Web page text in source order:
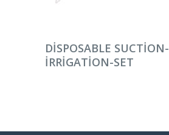
DEVAMINI OKU
DISPOSABLE SUCTION-
IRRIGATION-SET